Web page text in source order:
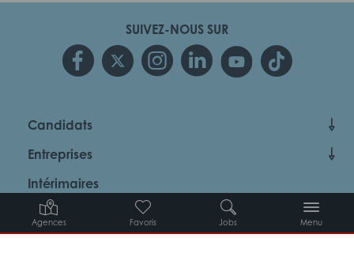
Agences Favoris Jobs Menu
SUIVEZ-NOUS SUR
Candidats
Entreprises
Intérimaires
À propos d’Adéquat